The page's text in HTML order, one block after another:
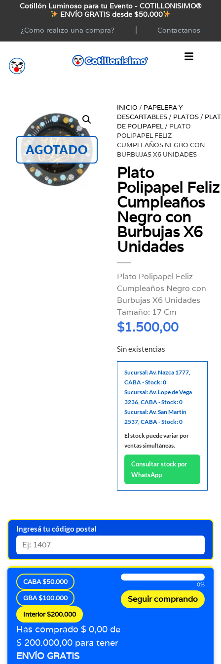
Cotillón Luminoso para tu Evento - COTILLONISIMO®
ENVÍO GRATIS desde $50.000
¿Como realizo una compra?
Contactanos
AGOTADO
INICIO / PAPELERA Y
DESCARTABLES / PLATOS /
DE POLIPAPEL/ PLATO
POLIPAPEL FELIZ
CUMPLEAÑOS NEGRO CON
BURBUJAS X6 UNIDADES
Plato
Polipapel Feliz
Cumpleaños
Negro con
Burbujas X6
Unidades
Plato Polipapel Feliz
Cumpleaños Negro con
Burbujas X6 Unidades
Tamaño: 17 Cm
$1.500,00
Sin existencias
Sucursal: Av. Nazca 1777,
CABA - Stock: 0
Sucursal: Av. Lope de Vega
3236, CABA - Stock: 0
Sucursal: Av. San Martin
2537, CABA - Stock: 0
El stock puede variar por
ventas simultáneas.
Consultar stock por
WhatsApp
Ingresá tu código postal
CABA $50.000
GBA $100.000
Interior $200.000
Has comprado $ 0,00 de
$ 200.000,00 para tener
ENVÍO GRATIS
0%
Seguir comprando